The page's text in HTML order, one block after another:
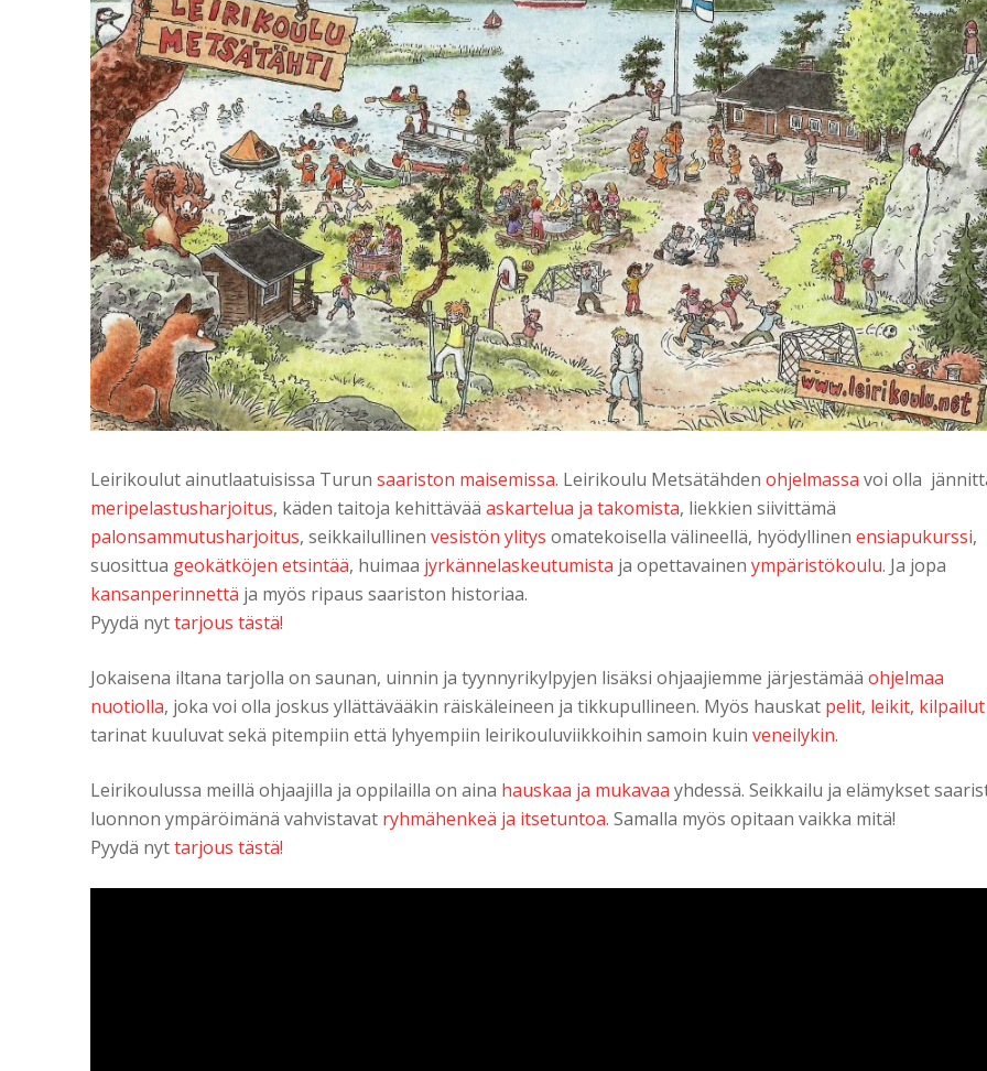
Leirikoulut ainutlaatuisissa Turun saariston maisemissa. Leirikoulu Metsätähden ohjelmassa voi olla
meripelastusharjoitus, käden taitoja kehittävää askartelua ja takomista, liekkien siivittämä
palonsammutusharjoitus, seikkailullinen vesistön ylitys omatekoisella välineellä, hyödyllinen ensiapukurssi,
suosittua geokätköjen etsintää, huimaa jyrkännelaskeutumista ja opettavainen ympäristökoulu. Ja jopa
kansanperinnettä ja myös ripaus saariston historiaa.
Pyydä nyt‎tarjous tästä!
Jokaisena iltana tarjolla on saunan, uinnin ja tyynnyrikylpyjen lisäksi ohjaajiemme järjestämää ohjelmaa
nuotiolla, joka voi olla joskus yllättävääkin räiskäleineen ja tikkupullineen. Myös hauskat pelit, leikit, kilpailut
tarinat kuuluvat sekä pitempiin että lyhyempiin leirikouluviikkoihin samoin kuin veneilykin.
Leirikoulussa meillä ohjaajilla ja oppilailla on aina hauskaa ja mukavaa yhdessä. Seikkailu ja elämykset
luonnon ympäröimänä vahvistavat ‎ryhmähenkeä ja itsetuntoa. Samalla myös opitaan vaikka mitä!
Pyydä nyt‎tarjous tästä!